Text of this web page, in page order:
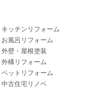
キッチンリフォーム
お風呂リフォーム
外壁・屋根塗装
外構リフォーム
ペットリフォーム
中古住宅リノベ